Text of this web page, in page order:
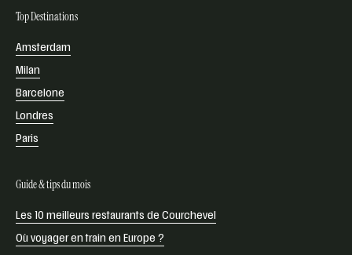
Top Destinations
Amsterdam
Milan
Barcelone
Londres
Paris
Guide & tips du mois
Les 10 meilleurs restaurants de Courchevel
Où voyager en train en Europe ?